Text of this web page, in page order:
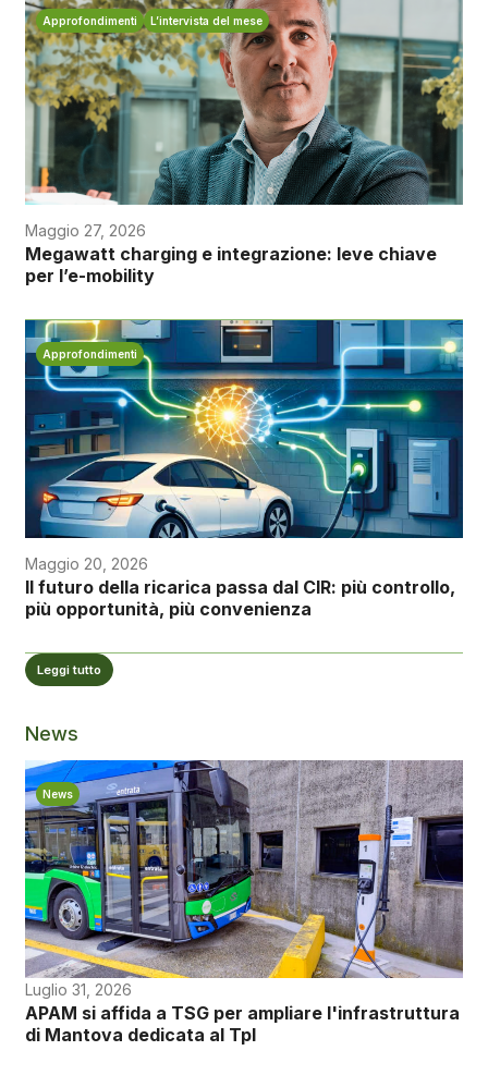
Approfondimenti L’intervista del mese
Maggio 27, 2026
Megawatt charging e integrazione: leve chiave
per l’e-mobility
Approfondimenti
Maggio 20, 2026
Il futuro della ricarica passa dal CIR: più controllo,
più opportunità, più convenienza
Leggi tutto
News
News
Luglio 31, 2026
APAM si affida a TSG per ampliare l'infrastruttura
di Mantova dedicata al Tpl